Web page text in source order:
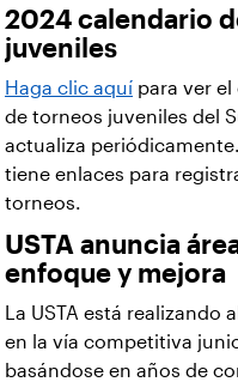
2024 calendario
juveniles
Haga clic aquí para ver el
de torneos juveniles del
actualiza
tiene enlaces para
torneos.
USTA anuncia
enfoque y mejora
La USTA está realizando
en la vía competitiva
basándose en años de